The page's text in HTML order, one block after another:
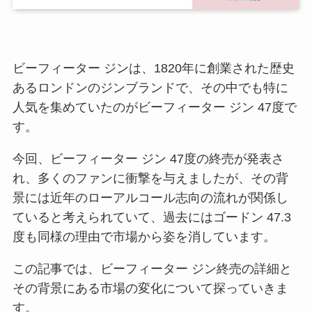
ビーフィーター ジンは、1820年に創業された歴史
あるロンドンのジンブランドで、その中でも特に
人気を集めていたのがビーフィーター ジン 47度で
す。
今回、ビーフィーター ジン 47度の終売が発表さ
れ、多くのファンに衝撃を与えましたが、その背
景には近年のローアルコール志向の流れが関係し
ていると考えられていて、過去にはゴードン 47.3
度も同様の理由で市場から姿を消しています。
この記事では、ビーフィーター ジン終売の詳細と
その背景にある市場の変化について探っていきま
す。